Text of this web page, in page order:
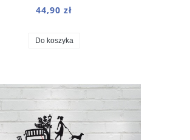
44,90 zł
Do koszyka